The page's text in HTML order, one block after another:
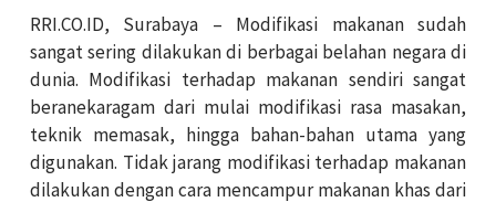
RRI.CO.ID, Surabaya – Modifikasi makanan sudah
sangat sering dilakukan di berbagai belahan negara di
dunia. Modifikasi terhadap makanan sendiri sangat
beranekaragam dari mulai modifikasi rasa masakan,
teknik memasak, hingga bahan-bahan utama yang
digunakan. Tidak jarang modifikasi terhadap makanan
dilakukan dengan cara mencampur makanan khas dari